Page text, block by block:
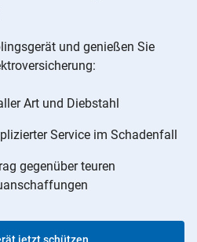
und genießen Sie
Art und Diebstahl
Service im Schadenfall
gegenüber teuren
jetzt schützen